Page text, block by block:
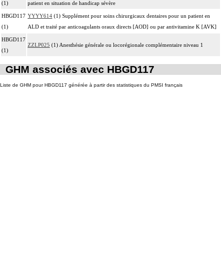
(1)
patient en situation de handicap sévère
HBGD117
(1)
YYYY614 (1) Supplément pour soins chirurgicaux dentaires pour un patient en
ALD et traité par anticoagulants oraux directs [AOD] ou par antivitamine K [AVK]
HBGD117
(1)
ZZLP025 (1) Anesthésie générale ou locorégionale complémentaire niveau 1
GHM associés avec HBGD117
Liste de GHM pour HBGD117 générée à partir des statistiques du PMSI français